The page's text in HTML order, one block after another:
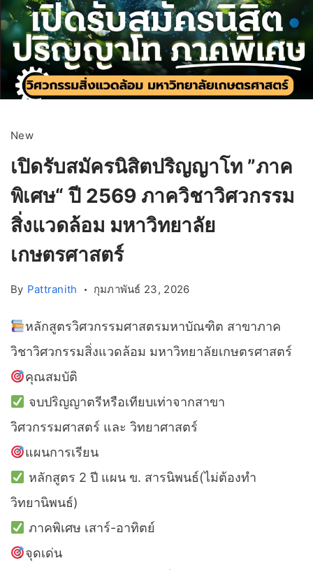
New
เปิดรับสมัครนิสิตปริญญาโท ”ภาค
พิเศษ“ ปี 2569 ภาควิชาวิศวกรรม
สิ่งแวดล้อม มหาวิทยาลัย
เกษตรศาสตร์
By Pattranith กุมภาพันธ์ 23, 2026
หลักสูตรวิศวกรรมศาสตรมหาบัณฑิต สาขาภาค
วิชาวิศวกรรมสิ่งแวดล้อม มหาวิทยาลัยเกษตรศาสตร์
คุณสมบัติ
จบปริญญาตรีหรือเทียบเท่าจากสาขา
วิศวกรรมศาสตร์ และ วิทยาศาสตร์
แผนการเรียน
หลักสูตร 2 ปี แผน ข. สารนิพนธ์(ไม่ต้องทำ
วิทยานิพนธ์)
ภาคพิเศษ เสาร์-อาทิตย์
จุดเด่น